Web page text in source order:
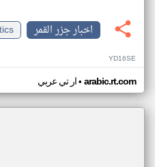
اخبار جزر القمر
YD16SE
ار تي عربي• arabic.rt.com